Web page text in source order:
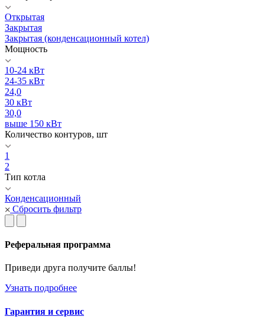
Открытая
Закрытая
Закрытая (конденсационный котел)
Мощность
10-24 кВт
24-35 кВт
24,0
30 кВт
30,0
выше 150 кВт
Количество контуров, шт
1
2
Тип котла
Конденсационный
Сбросить фильтр
Реферальная программа
Приведи друга получите баллы!
Узнать подробнее
Гарантия и сервис